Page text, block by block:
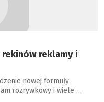
reklamy i
nowej formuły
rozrywkowy i wiele …